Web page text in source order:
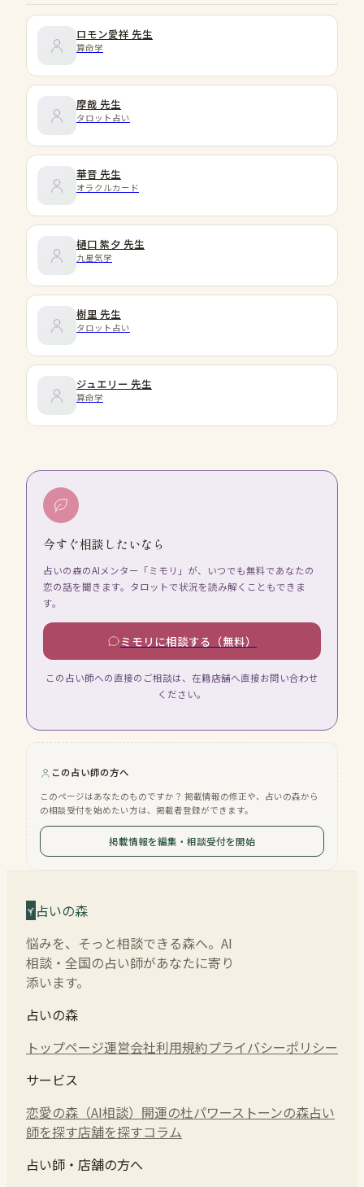
ロモン愛祥 先生
算命学
摩哉 先生
タロット占い
華音 先生
オラクルカード
樋口 紫夕 先生
九星気学
樹里 先生
タロット占い
ジュエリー 先生
算命学
今すぐ相談したいなら
占いの森のAIメンター「ミモリ」が、いつでも無料であなたの
恋の話を聞きます。タロットで状況を読み解くこともできま
す。
ミモリに相談する（無料）
この占い師への直接のご相談は、在籍店舗へ直接お問い合わせ
ください。
この占い師の方へ
このページはあなたのものですか？ 掲載情報の修正や、占いの森から
の相談受付を始めたい方は、掲載者登録ができます。
掲載情報を編集・相談受付を開始
占いの森
悩みを、そっと相談できる森へ。AI
相談・全国の占い師があなたに寄り
添います。
占いの森
トップページ運営会社利用規約プライバシーポリシー
サービス
恋愛の森（AI相談） 開運の杜パワーストーンの森占い
師を探す店舗を探すコラム
占い師・店舗の方へ